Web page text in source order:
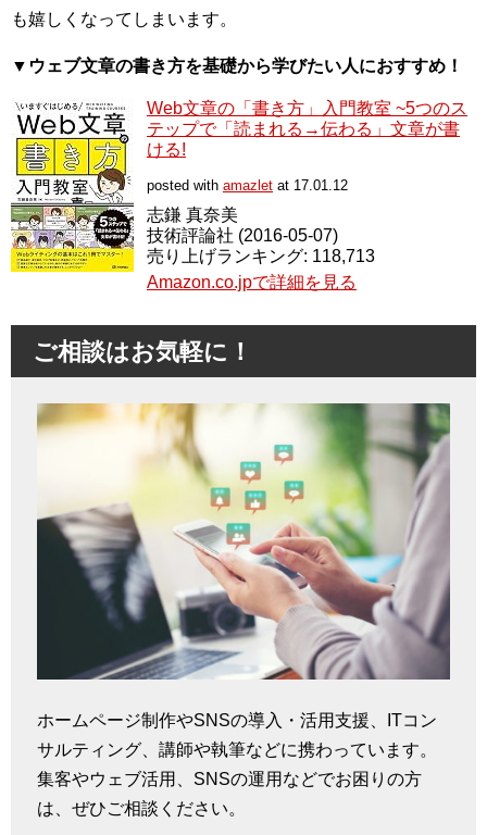
も嬉しくなってしまいます。
▼ウェブ文章の書き方を基礎から学びたい人におすすめ！
Web文章の「書き方」入門教室 ~5つのス
テップで「読まれる→伝わる」文章が書
ける!
posted with amazlet at 17.01.12
志鎌 真奈美
技術評論社 (2016-05-07)
売り上げランキング: 118,713
Amazon.co.jpで詳細を見る
ご相談はお気軽に！
ホームページ制作やSNSの導入・活用支援、ITコン
サルティング、講師や執筆などに携わっています。
集客やウェブ活用、SNSの運用などでお困りの方
は、ぜひご相談ください。